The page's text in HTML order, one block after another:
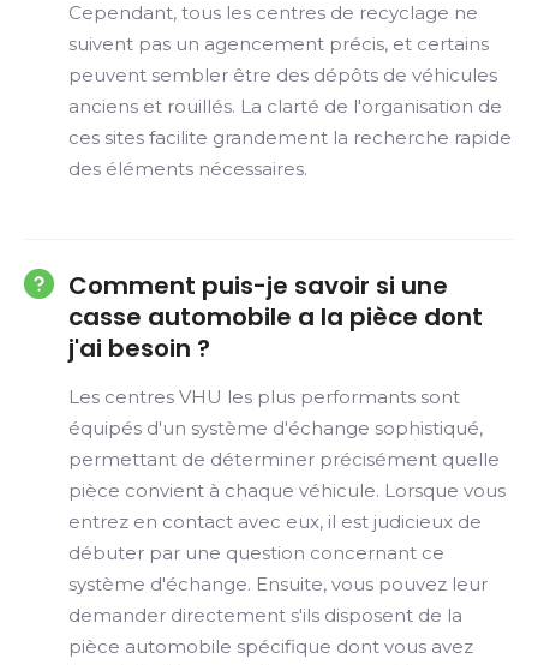
Cependant, tous les centres de recyclage ne
suivent pas un agencement précis, et certains
peuvent sembler être des dépôts de véhicules
anciens et rouillés. La clarté de l'organisation de
ces sites facilite grandement la recherche rapide
des éléments nécessaires.
Comment puis-je savoir si une
casse automobile a la pièce dont
j'ai besoin ?
Les centres VHU les plus performants sont
équipés d'un système d'échange sophistiqué,
permettant de déterminer précisément quelle
pièce convient à chaque véhicule. Lorsque vous
entrez en contact avec eux, il est judicieux de
débuter par une question concernant ce
système d'échange. Ensuite, vous pouvez leur
demander directement s'ils disposent de la
pièce automobile spécifique dont vous avez